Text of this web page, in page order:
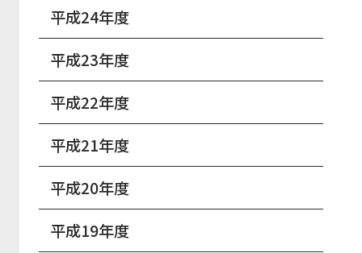
平成24年度
平成23年度
平成22年度
平成21年度
平成20年度
平成19年度